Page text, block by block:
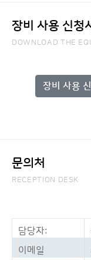
장비 사용 신청
DOWNLOAD THE
장비 사용
문의처
RECEPTION DESK
담당자:
이메일